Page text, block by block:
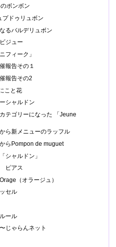
ボンボン
プドゥリュボン
るバルデリュボン
ジュー
フィーク」
報告その１
報告その2
こと花
シャルドン
テゴリーになった 「Jeune
ら新メニューのラッフル
らPompon de muguet
シャルドン」
ピアス
（オラージュ）
セル
ール
じゃらんネット